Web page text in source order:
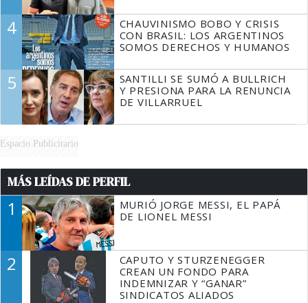
4
CHAUVINISMO BOBO Y CRISIS
CON BRASIL: LOS ARGENTINOS
SOMOS DERECHOS Y HUMANOS
5
SANTILLI SE SUMÓ A BULLRICH
Y PRESIONA PARA LA RENUNCIA
DE VILLARRUEL
Espacio Publicitario
MÁS LEÍDAS DE PERFIL
1
MURIÓ JORGE MESSI, EL PAPÁ
DE LIONEL MESSI
2
CAPUTO Y STURZENEGGER
CREAN UN FONDO PARA
INDEMNIZAR Y “GANAR”
SINDICATOS ALIADOS